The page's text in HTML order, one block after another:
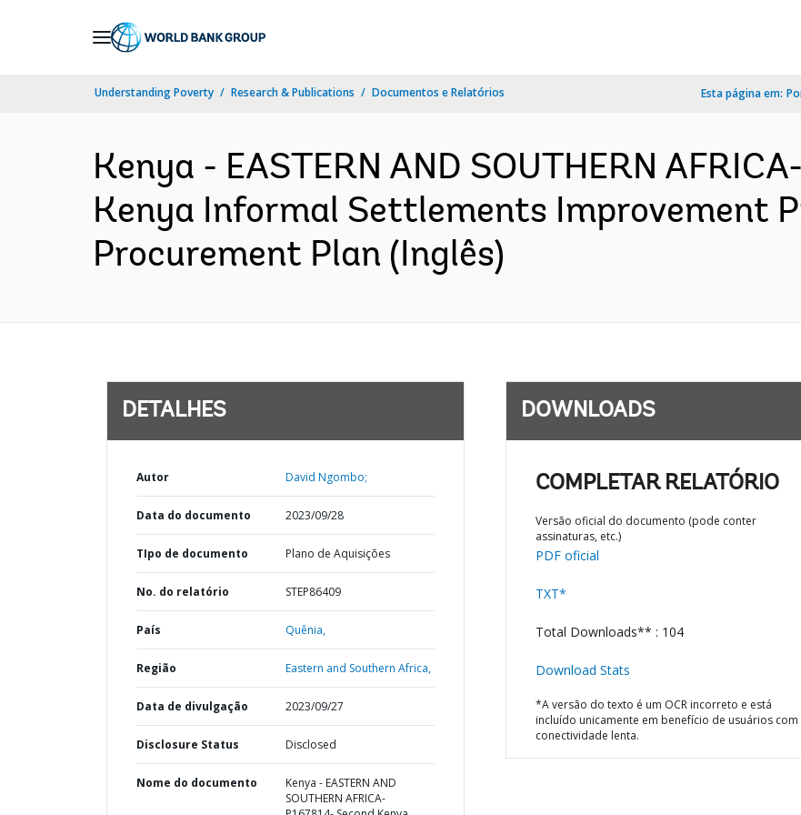
Understanding Poverty Research & Publications Documentos e Relatórios Esta página em:
Kenya - EASTERN AND SOUTHERN
Kenya Informal Settlements Improvement
Procurement Plan (Inglês)
DETALHES
Autor David Ngombo;
Data do documento 2023/09/28
TIpo de documento Plano de Aquisições
No. do relatório STEP86409
País Quênia,
Região Eastern and Southern Africa,
Data de divulgação 2023/09/27
Disclosure Status Disclosed
Nome do documento
Kenya - EASTERN AND
SOUTHERN AFRICA-
DOWNLOADS
COMPLETAR RELATÓRIO
Versão oficial do documento (pode conter
assinaturas, etc.)
PDF oficial
TXT*
Total Downloads** : 104
Download Stats
*A versão do texto é um OCR incorreto e está
incluído unicamente em benefício de usuários com
conectividade lenta.